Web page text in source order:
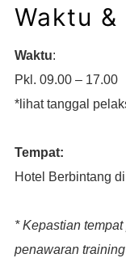
Waktu
Waktu:
Pkl. 09.00 – 17.00
*lihat tanggal
Tempat:
Hotel Berbintang
* Kepastian
penawaran training